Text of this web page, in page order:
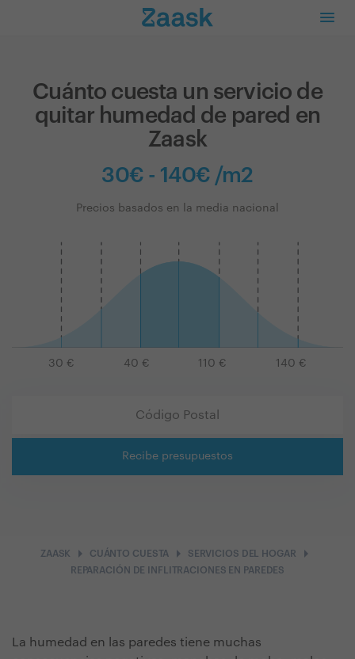
Cuánto cuesta un servicio de
quitar humedad de pared en
Zaask
30€ - 140€ /m2
Precios basados en la media nacional
30 € 40 € 110 € 140 €
Recibe presupuestos
ZAASK arrow_right CUÁNTO CUESTA arrow_right SERVICIOS DEL HOGAR arrow_right
REPARACIÓN DE INFLITRACIONES EN PAREDES
La humedad en las paredes tiene muchas